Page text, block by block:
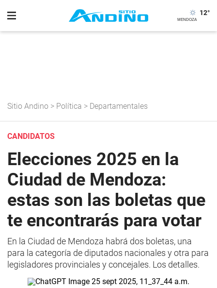
12°
Sitio Andino > Política > Departamentales
CANDIDATOS
Elecciones 2025 en la
Ciudad de Mendoza:
estas son las boletas que
te encontrarás para votar
En la Ciudad de Mendoza habrá dos boletas, una
para la categoría de diputados nacionales y otra para
legisladores provinciales y concejales. Los detalles.